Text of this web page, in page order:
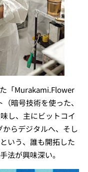
「Murakami.Flower
暗号技術を使った、
し、主にビットコイ
らデジタルへ、そし
いう、誰も開拓した
法が興味深い。